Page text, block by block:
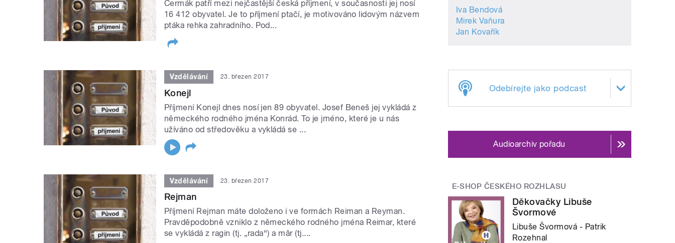
Čermák patří mezi nejčastější česká příjmení, v současnosti jej nosí
16 412 obyvatel. Je to příjmení ptačí, je motivováno lidovým názvem
ptáka rehka zahradního. Pod...
Vzdělávání 23. březen 2017
Konejl
Příjmení Konejl dnes nosí jen 89 obyvatel. Josef Beneš jej vykládá z
německého rodného jména Konrád. To je jméno, které je u nás
užíváno od středověku a vykládá se ...
Vzdělávání 23. březen 2017
Rejman
Příjmení Rejman máte doloženo i ve formách Reiman a Reyman.
Pravděpodobně vzniklo z německého rodného jména Reimar, které
se vykládá z ragin (tj. „rada“) a mâr (tj....
Iva Bendová
Mirek Vaňura
Jan Kovařík
Odebírejte jako podcast
Audioarchiv pořadu
E-SHOP ČESKÉHO ROZHLASU
Děkovačky Libuše
Švormové
Libuše Švormová - Patrik
Rozehnal